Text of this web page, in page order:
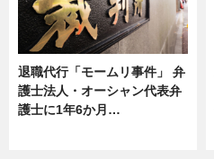
退職代行「モームリ事件」 弁
護士法人・オーシャン代表弁
護士に1年6か月…